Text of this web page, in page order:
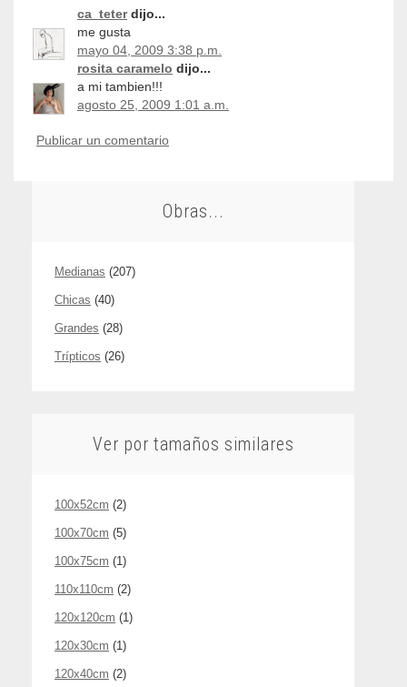
ca_teterdijo...
me gusta
mayo 04, 2009 3:38 p.m.
rosita caramelo dijo...
a mi tambien!!!
agosto 25, 2009 1:01 a.m.
Publicar un comentario
Obras...
Medianas (207)
Chicas (40)
Grandes (28)
Trípticos (26)
Ver por tamaños similares
100x52cm (2)
100x70cm (5)
100x75cm (1)
110x110cm (2)
120x120cm (1)
120x30cm (1)
120x40cm (2)